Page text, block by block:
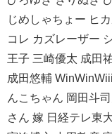
じめしゃちょー ヒ
コレ カズレーザー
王子 三崎優太 成田
成田悠輔
んこちゃん 岡田斗
さん 嫁 日経テレ東